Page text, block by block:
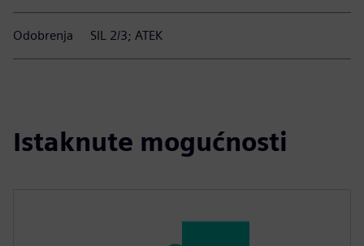
Odobrenja SIL 2/3; ATEK
Istaknute mogućnosti